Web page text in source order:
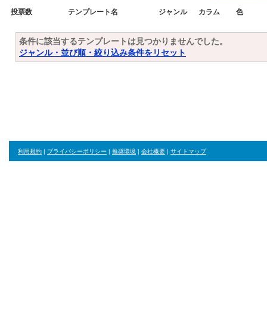
投票数 テンプレート名 ジャンル カラム 色
条件に該当するテンプレートは見つかりませんでした。
ジャンル・並び順・絞り込み条件をリセット
利用規約 | プライバシーポリシー | 推奨環境 | 会社概要 | サイトマップ